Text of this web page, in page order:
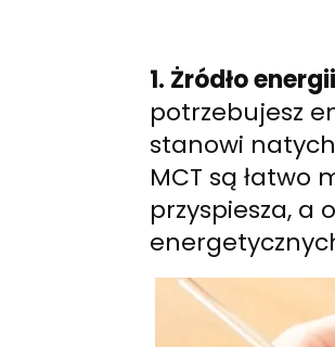
1. Żródło
potrzebujesz
stanowi
MCT są łatwo
przyspiesza, a